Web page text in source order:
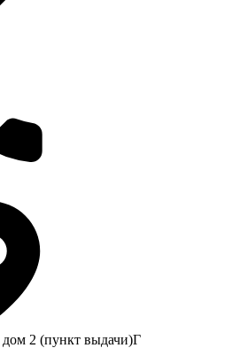
дом 2 (пункт выдачи)Г